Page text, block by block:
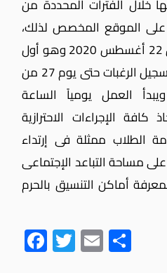
خلال الفترات المحددة من
على الموقع المخصص لذلك،
عتباراً من السبت الموافق 22 أغسطس 2020 وهو أول
أيام التنسيق الإلكترونى لتسجيل الرغبات حتى يوم 27 من
العمل يومياً الساعة
الإجراءات الاحترازية
الطلاب ممثلة فى إرتداء
مساحة التباعد الإجتماعى
أماكن التنسيق بالحرم
Fac
Twit
Ema